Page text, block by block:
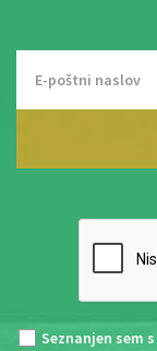
Seznanjen sem s